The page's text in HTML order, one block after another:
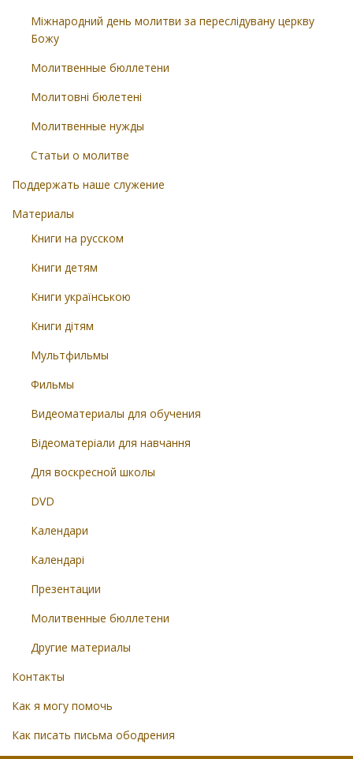
Міжнародний день молитви за переслідувану церкву
Божу
Молитвенные бюллетени
Молитовні бюлетені
Молитвенные нужды
Статьи о молитве
Поддержать наше служение
Материалы
Книги на русском
Книги детям
Книги українською
Книги дітям
Мультфильмы
Фильмы
Видеоматериалы для обучения
Відеоматеріали для навчання
Для воскресной школы
DVD
Календари
Календарі
Презентации
Молитвенные бюллетени
Другие материалы
Контакты
Как я могу помочь
Как писать письма ободрения